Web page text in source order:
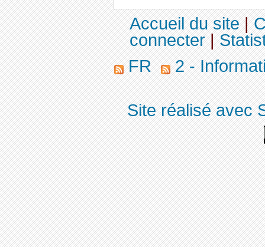
Accueil du site|
connecter|
FR
2 -
Site réalisé avec